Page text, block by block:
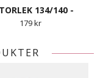
134/140 -
179 kr